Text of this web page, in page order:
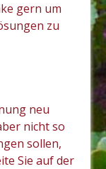
gern um
zu
neu
nicht so
sollen,
Sie auf der